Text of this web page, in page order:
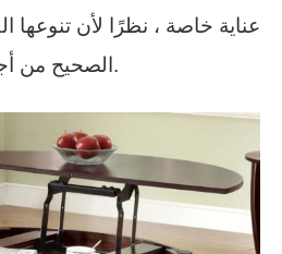
عناية خاصة ، نظرًا لأن تنوعها
الصحيح من أجل خلق مساحة مريحة.